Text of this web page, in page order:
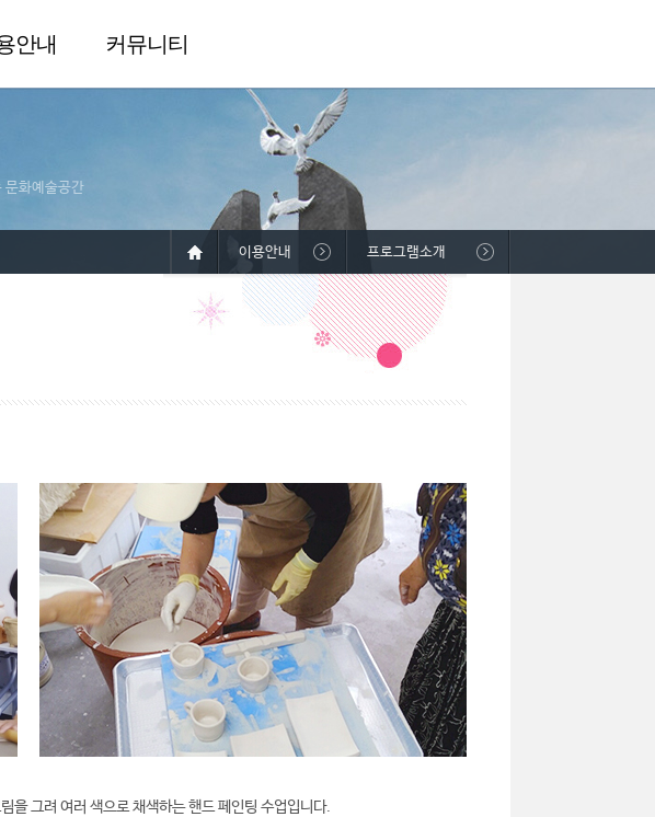
안내 커뮤니티
문화예술공간
이용안내 프로그램소개
을 그려 여러 색으로 채색하는 핸드 페인팅 수업입니다.